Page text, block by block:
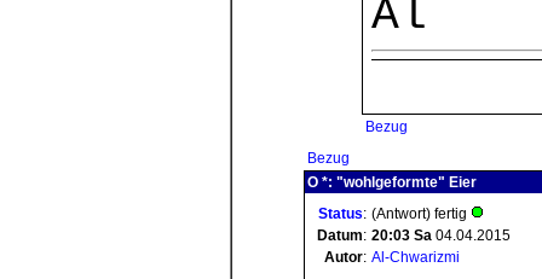
Al
Bezug
Bezug
O *: "wohlgeformte" Eier
Status: (Antwort) fertig
Datum: 20:03 Sa 04.04.2015
Autor: Al-Chwarizmi